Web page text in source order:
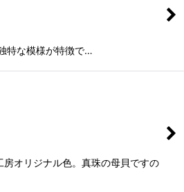
特な模様が特徴で…
オリジナル色。真珠の母貝ですの